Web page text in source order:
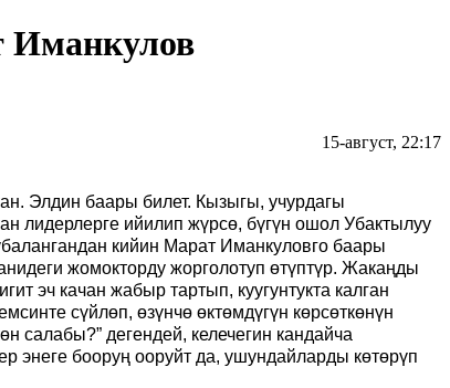
Иманкулов
15-август, 22:17
Элдин баары билет. Кызыгы, учурдагы
лидерлерге ийилип жүрсө, бүгүн ошол Убактылуу
кийин Марат Иманкуловго баары
жомокторду жорголотуп өтүптүр. Жакаңды
эч качан жабыр тартып, куугунтукта калган
сүйлөп, өзүнчө өктөмдүгүн көрсөткөнүн
салабы?” дегендей, келечегин кандайча
энеге бооруң ооруйт да, ушундайларды көтөрүп